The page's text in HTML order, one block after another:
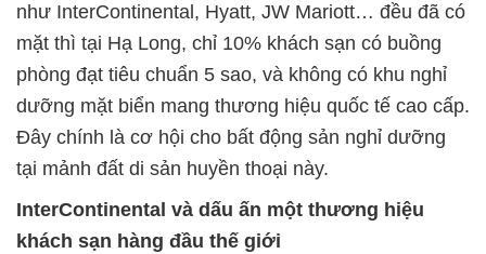
như InterContinental, Hyatt, JW Mariott… đều đã có
mặt thì tại Hạ Long, chỉ 10% khách sạn có buồng
phòng đạt tiêu chuẩn 5 sao, và không có khu nghỉ
dưỡng mặt biển mang thương hiệu quốc tế cao cấp.
Đây chính là cơ hội cho bất động sản nghỉ dưỡng
tại mảnh đất di sản huyền thoại này.
InterContinental và dấu ấn một thương hiệu
khách sạn hàng đầu thế giới